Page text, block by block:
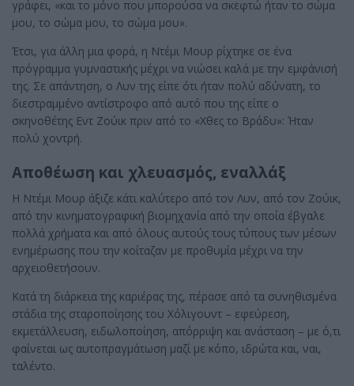
γράφει, «και το μόνο που μπορούσα να σκεφτώ ήταν το σώμα
μου, το σώμα μου, το σώμα μου».
Έτσι, για άλλη μια φορά, η Ντέμι Μουρ ρίχτηκε σε ένα
πρόγραμμα γυμναστικής μέχρι να νιώσει καλά με την εμφάνισή
της. Σε απάντηση, ο Λυν της είπε ότι ήταν πολύ αδύνατη, το
διεστραμμένο αντίστροφο από αυτό που της είπε ο
σκηνοθέτης Εντ Ζούικ πριν από το «Χθες το Βράδυ»: Ήταν
πολύ χοντρή.
Αποθέωση και χλευασμός, εναλλάξ
Η Ντέμι Μουρ άξιζε κάτι καλύτερο από τον Λυν, από τον Ζούικ,
από την κινηματογραφική βιομηχανία από την οποία έβγαλε
πολλά χρήματα και από όλους αυτούς τους τύπους των μέσων
ενημέρωσης που την κοίταζαν με προθυμία μέχρι να την
αρχειοθετήσουν.
Κατά τη διάρκεια της καριέρας της, πέρασε από τα συνηθισμένα
στάδια της σταροποίησης του Χόλιγουντ – εφεύρεση,
εκμετάλλευση, ειδωλοποίηση, απόρριψη και ανάσταση – με ό,τι
φαίνεται ως αυτοπραγμάτωση μαζί με κόπο, ιδρώτα και, ναι,
ταλέντο.